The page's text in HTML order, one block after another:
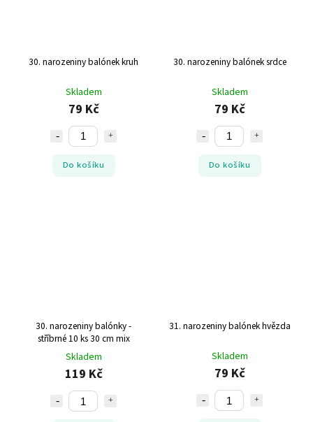
30. narozeniny balónek kruh
Skladem
79 Kč
Do košíku
30. narozeniny balónek srdce
Skladem
79 Kč
Do košíku
30. narozeniny balónky -
stříbrné 10 ks 30 cm mix
Skladem
119 Kč
31. narozeniny balónek hvězda
Skladem
79 Kč